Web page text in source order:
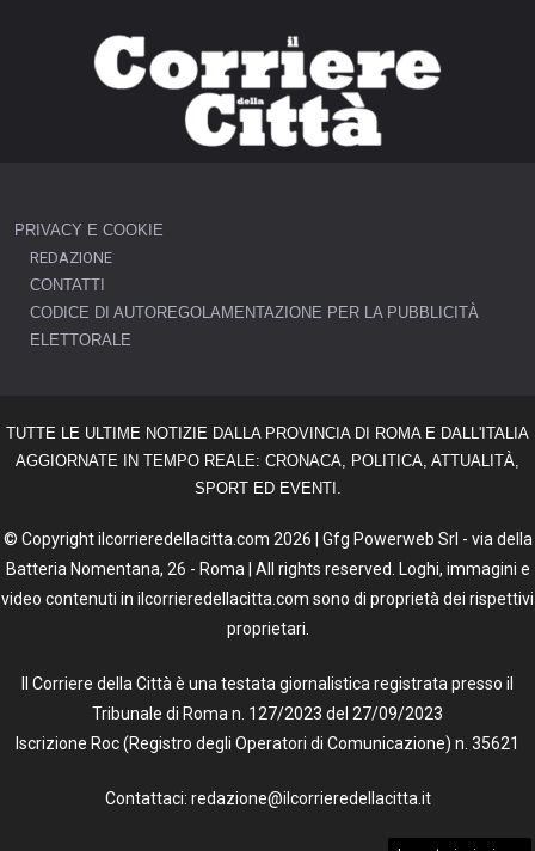
PRIVACY E COOKIE
REDAZIONE
CONTATTI
CODICE DI AUTOREGOLAMENTAZIONE PER LA PUBBLICITÀ
ELETTORALE
TUTTE LE ULTIME NOTIZIE DALLA PROVINCIA DI ROMA E DALL'ITALIA
AGGIORNATE IN TEMPO REALE: CRONACA, POLITICA, ATTUALITÀ,
SPORT ED EVENTI.
© Copyright ilcorrieredellacitta.com 2026 | Gfg Powerweb Srl - via della
Batteria Nomentana, 26 - Roma | All rights reserved. Loghi, immagini e
video contenuti in ilcorrieredellacitta.com sono di proprietà dei rispettivi
proprietari.
Il Corriere della Città è una testata giornalistica registrata presso il
Tribunale di Roma n. 127/2023 del 27/09/2023
Iscrizione Roc (Registro degli Operatori di Comunicazione) n. 35621
Contattaci: redazione@ilcorrieredellacitta.it